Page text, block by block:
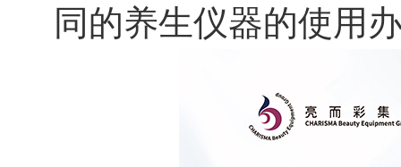
同的养生仪器的使用